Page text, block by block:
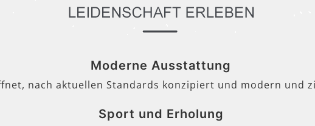
Moderne Ausstattung
nach aktuellen Standards konzipiert und modern und
Sport und Erholung